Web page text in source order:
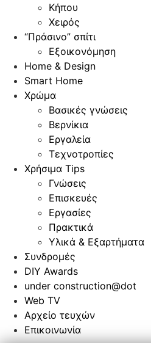
Κήπου
Χειρός
“Πράσινο” σπίτι
Εξοικονόμηση
Home & Design
Smart Home
Χρώμα
Βασικές γνώσεις
Βερνίκια
Εργαλεία
Τεχνοτροπίες
Χρήσιμα Tips
Γνώσεις
Επισκευές
Εργασίες
Πρακτικά
Υλικά & Εξαρτήματα
Συνδρομές
DIY Awards
under construction@dot
Web TV
Αρχείο τευχών
Επικοινωνία